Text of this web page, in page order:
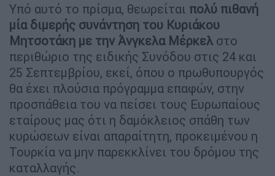
Υπό αυτό το πρίσμα, θεωρείται πολύ πιθανή
μία διμερής συνάντηση του Κυριάκου
Μητσοτάκη με την Άνγκελα Μέρκελ στο
περιθώριο της ειδικής Συνόδου στις 24 και
25 Σεπτεμβρίου, εκεί, όπου ο πρωθυπουργός
θα έχει πλούσια πρόγραμμα επαφών, στην
προσπάθεια του να πείσει τους Ευρωπαίους
εταίρους μας ότι η δαμόκλειος σπάθη των
κυρώσεων είναι απαραίτητη, προκειμένου η
Τουρκία να μην παρεκκλίνει του δρόμου της
καταλλαγής.